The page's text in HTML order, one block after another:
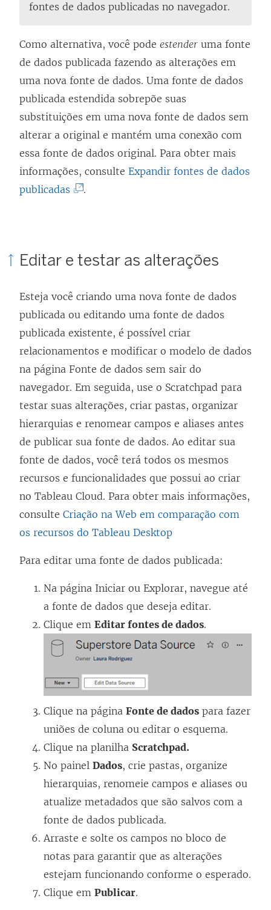
fontes de dados publicadas no navegador.
Como alternativa, você pode estender uma fonte
de dados publicada fazendo as alterações em
uma nova fonte de dados. Uma fonte de dados
publicada estendida sobrepõe suas
substituições em uma nova fonte de dados sem
alterar a original e mantém uma conexão com
essa fonte de dados original. Para obter mais
informações, consulte Expandir fontes de dados
publicadas
n
a
b
r
e
e
m
n
o
v
a
j
a
n
e
)
.
Editar e testar as alterações
Esteja você criando uma nova fonte de dados
publicada ou editando uma fonte de dados
publicada existente, é possível criar
relacionamentos e modificar o modelo de dados
na página Fonte de dados sem sair do
navegador. Em seguida, use o Scratchpad para
testar suas alterações, criar pastas, organizar
hierarquias e renomear campos e aliases antes
de publicar sua fonte de dados. Ao editar sua
fonte de dados, você terá todos os mesmos
recursos e funcionalidades que possui ao criar
no Tableau Cloud. Para obter mais informações,
consulte Criação na Web em comparação com
os recursos do Tableau Desktop
Para editar uma fonte de dados publicada:
Na página Iniciar ou Explorar, navegue até
a fonte de dados que deseja editar.
Clique em Editar fontes de dados.
Clique na página Fonte de dados para fazer
uniões de coluna ou editar o esquema.
Clique na planilha Scratchpad.
No painel Dados, crie pastas, organize
hierarquias, renomeie campos e aliases ou
atualize metadados que são salvos com a
fonte de dados publicada.
Arraste e solte os campos no bloco de
notas para garantir que as alterações
estejam funcionando conforme o esperado.
Clique em Publicar.